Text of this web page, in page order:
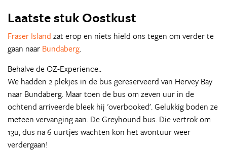
Laatste stuk Oostkust
Fraser Island zat erop en niets hield ons tegen om verder te
gaan naar Bundaberg.
Behalve de OZ-Experience..
We hadden 2 plekjes in de bus gereserveerd van Hervey Bay
naar Bundaberg. Maar toen de bus om zeven uur in de
ochtend arriveerde bleek hij 'overbooked'. Gelukkig boden ze
meteen vervanging aan. De Greyhound bus. Die vertrok om
13u, dus na 6 uurtjes wachten kon het avontuur weer
verdergaan!